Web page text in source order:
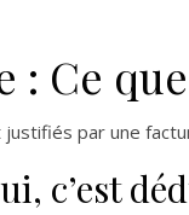
: Ce
justifiés par une
c’est